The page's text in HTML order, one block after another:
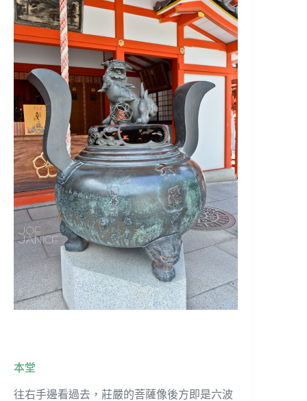
本堂
往右手邊看過去，莊嚴的菩薩像後方即是六波